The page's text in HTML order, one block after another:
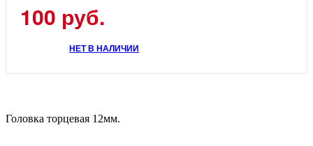
100 руб.
НЕТ В НАЛИЧИИ
Головка торцевая 12мм.